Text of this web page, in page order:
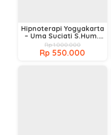
Hipnoterapi Yogyakarta
– Uma Suciati S.Hum.,
CHt., CI
Rp 1.000.000
Rp 550.000